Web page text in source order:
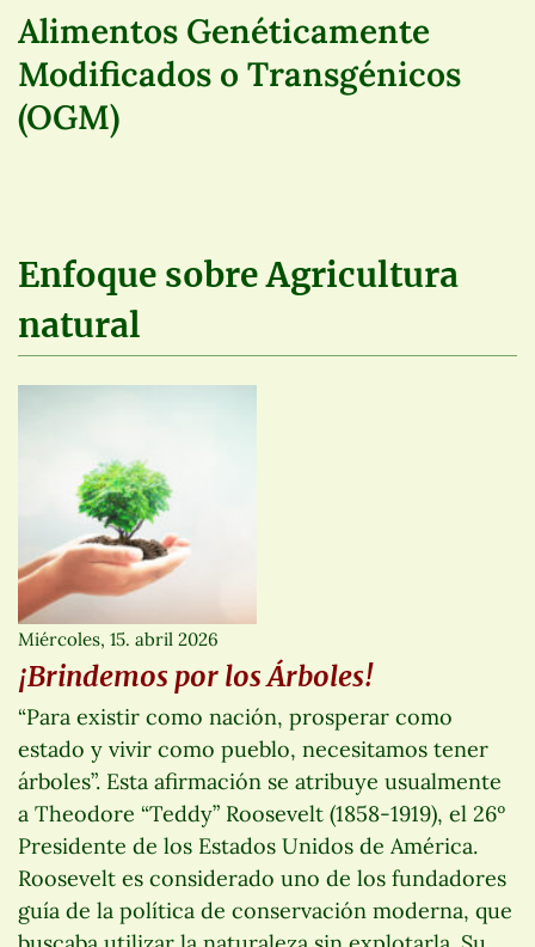
Alimentos Genéticamente
Modificados o Transgénicos
(OGM)
Enfoque sobre Agricultura
natural
Miércoles, 15. abril 2026
¡Brindemos por los Árboles!
“Para existir como nación, prosperar como
estado y vivir como pueblo, necesitamos tener
árboles”. Esta afirmación se atribuye usualmente
a Theodore “Teddy” Roosevelt (1858-1919), el 26º
Presidente de los Estados Unidos de América.
Roosevelt es considerado uno de los fundadores
guía de la política de conservación moderna, que